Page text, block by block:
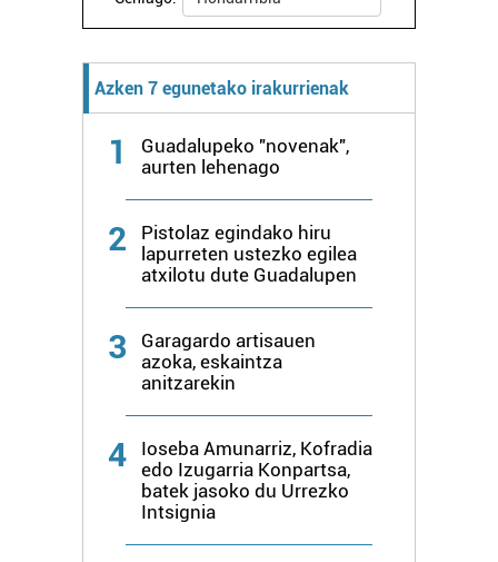
Azken 7 egunetako irakurrienak
1
Guadalupeko "novenak",
aurten lehenago
2
Pistolaz egindako hiru
lapurreten ustezko egilea
atxilotu dute Guadalupen
3
Garagardo artisauen
azoka, eskaintza
anitzarekin
4
Ioseba Amunarriz, Kofradia
edo Izugarria Konpartsa,
batek jasoko du Urrezko
Intsignia